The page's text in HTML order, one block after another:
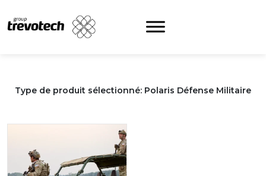
to
content
Type de produit sélectionné: Polaris Défense Militaire